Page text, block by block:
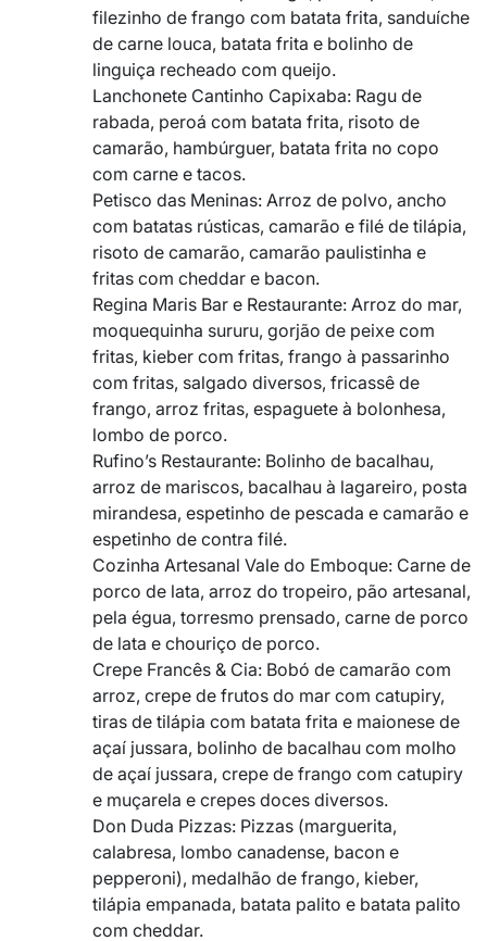
filezinho de frango com batata frita, sanduíche
de carne louca, batata frita e bolinho de
linguiça recheado com queijo.
Lanchonete Cantinho Capixaba: Ragu de
rabada, peroá com batata frita, risoto de
camarão, hambúrguer, batata frita no copo
com carne e tacos.
Petisco das Meninas: Arroz de polvo, ancho
com batatas rústicas, camarão e filé de tilápia,
risoto de camarão, camarão paulistinha e
fritas com cheddar e bacon.
Regina Maris Bar e Restaurante: Arroz do mar,
moquequinha sururu, gorjão de peixe com
fritas, kieber com fritas, frango à passarinho
com fritas, salgado diversos, fricassê de
frango, arroz fritas, ⁠espaguete à bolonhesa,
lombo de porco.
Rufino’s Restaurante: Bolinho de bacalhau,
arroz de mariscos, bacalhau à lagareiro, posta
mirandesa, espetinho de pescada e camarão e
espetinho de contra filé.
Cozinha Artesanal Vale do Emboque: Carne de
porco de lata, arroz do tropeiro, pão artesanal,
pela égua, torresmo prensado, carne de porco
de lata e chouriço de porco.
Crepe Francês & Cia: Bobó de camarão com
arroz, crepe de frutos do mar com catupiry,
tiras de tilápia com batata frita e maionese de
açaí jussara, bolinho de bacalhau com molho
de açaí jussara, crepe de frango com catupiry
e muçarela e crepes doces diversos.
Don Duda Pizzas: Pizzas (marguerita,
calabresa, lombo canadense, bacon e
pepperoni), medalhão de frango, kieber,
tilápia empanada, batata palito e batata palito
com cheddar.